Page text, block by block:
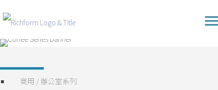
to
content
商用 / 辦公室系列